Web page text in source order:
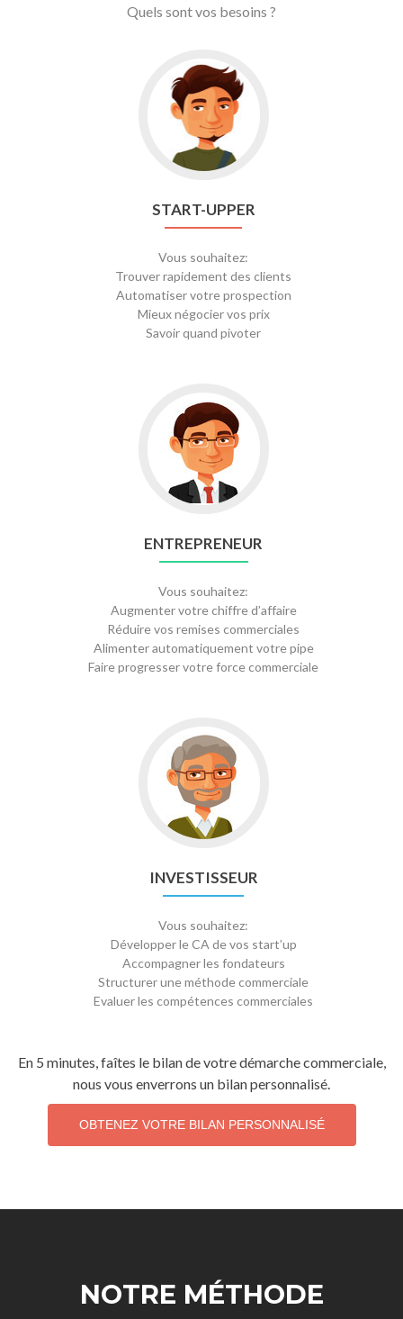
Quels sont vos besoins ?
START-UPPER
Vous souhaitez:
Trouver rapidement des clients
Automatiser votre prospection
Mieux négocier vos prix
Savoir quand pivoter
ENTREPRENEUR
Vous souhaitez:
Augmenter votre chiffre d’affaire
Réduire vos remises commerciales
Alimenter automatiquement votre pipe
Faire progresser votre force commerciale
INVESTISSEUR
Vous souhaitez:
Développer le CA de vos start’up
Accompagner les fondateurs
Structurer une méthode commerciale
Evaluer les compétences commerciales
En 5 minutes, faîtes le bilan de votre démarche commerciale,
nous vous enverrons un bilan personnalisé.
OBTENEZ VOTRE BILAN PERSONNALISÉ
NOTRE MÉTHODE